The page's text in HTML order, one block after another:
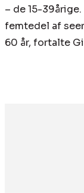
– de 15-
femtedel af
60 år, fortalte